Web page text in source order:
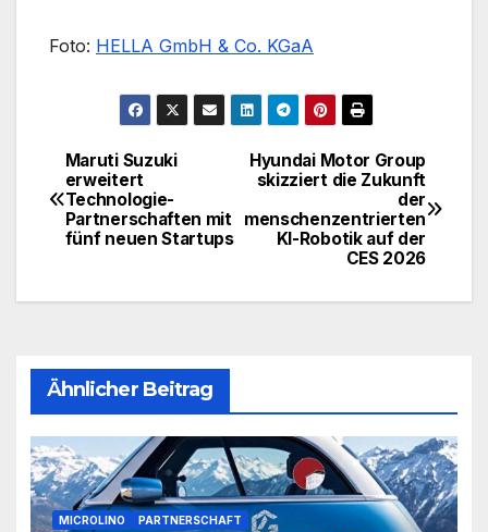
Foto: HELLA GmbH & Co. KGaA
Beitragsnavigation
Hyundai Motor Group
skizziert die Zukunft
der
menschenzentrierten
KI-Robotik auf der
CES 2026
Maruti Suzuki
erweitert
Technologie-
Partnerschaften mit
fünf neuen Startups
Ähnlicher Beitrag
MICROLINO PARTNERSCHAFT